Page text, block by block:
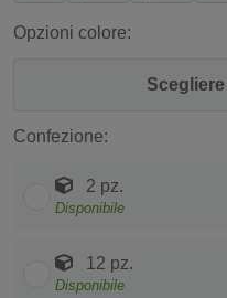
Opzioni colore:
Confezione:
2 pz.
Disponibile
12 pz.
Disponibile